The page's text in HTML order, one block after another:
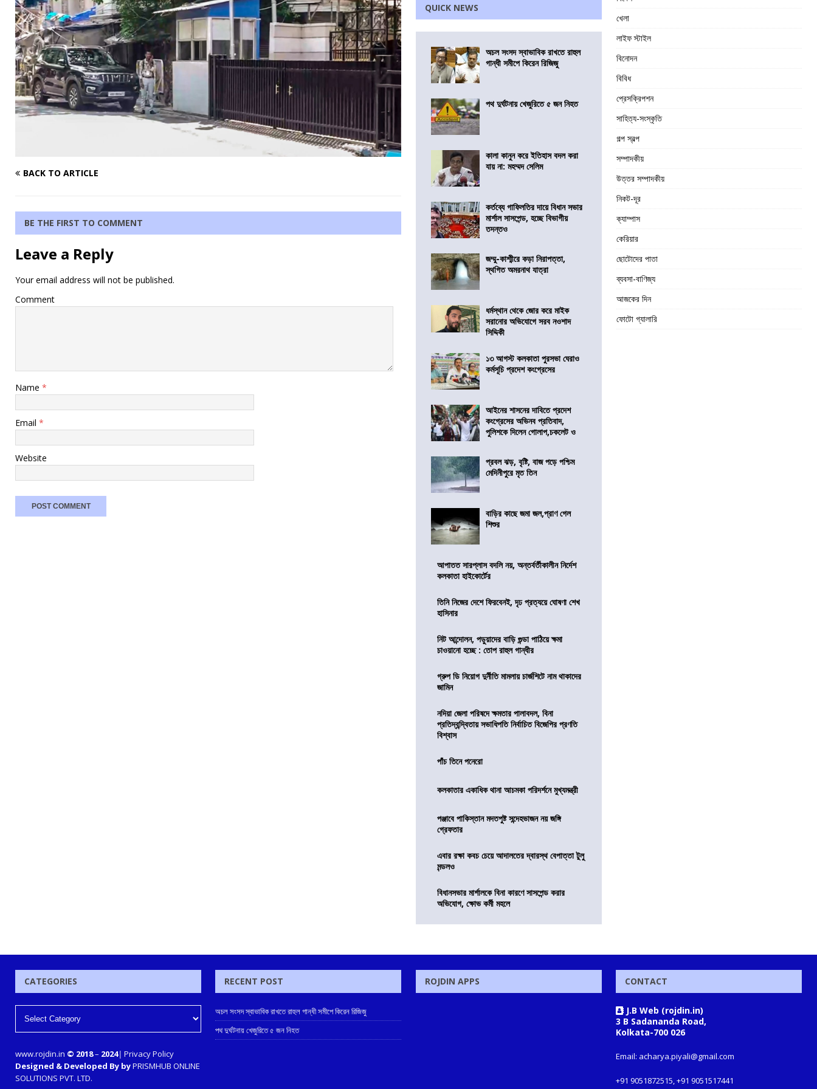
BACK TO ARTICLE
BE THE FIRST TO COMMENT
Leave a Reply
Your email address will not be published.
Comment
Name *
Email *
Website
QUICK NEWS
অচল সংসদ স্বাভাবিক রাখতে রাহুল
গান্ধী সমীপে কিরেন রিজিজু
পথ দুর্ঘটনায় খেজুরিতে ৫ জন নিহত
কালা কানুন করে ইতিহাস বদল করা
যায় না: মহম্মদ সেলিম
কর্তব্যে গাফিলতির দায়ে বিধান সভার
মার্শাল সাসপেন্ড, হচ্ছে বিভাগীয়
তদন্তও
জম্মু-কাশ্মীরে কড়া নিরাপত্তা,
স্থগিত অমরনাথ যাত্রা
ধর্মস্থান থেকে জোর করে মাইক
সরানোর অভিযোগে সরব নওশাদ
সিদ্দিকী
১৩ আগস্ট কলকাতা পুরসভা ঘেরাও
কর্মসূচি প্রদেশ কংগ্রেসের
আইনের শাসনের দাবিতে প্রদেশ
কংগ্রেসের অভিনব প্রতিবাদ,
পুলিশকে দিলেন গোলাপ,চকলেট ও
প্রবল ঝড়, বৃষ্টি, বাজ পড়ে পশ্চিম
মেদিনীপুরে মৃত তিন
বাড়ির কাছে জমা জল,প্রাণ গেল
শিশুর
আপাতত সারপ্লাস বদলি নয়, অন্তর্বর্তীকালীন নির্দেশ
কলকাতা হাইকোর্টের
তিনি নিজের দেশে ফিরবেনই, দৃঢ প্রত্যয়ে ঘোষণা শেখ
হাসিনার
নিট আন্দোলন, পড়ুয়াদের বাড়ি গুন্ডা পাঠিয়ে ক্ষমা
চাওয়ানো হচ্ছে : তোপ রাহুল গান্ধীর
গ্রুপ ডি নিয়োগ দুর্নীতি মামলায় চার্জশিটে নাম থাকাদের
জামিন
নদিয়া জেলা পরিষদে ক্ষমতার পালাবদল, বিনা
প্রতিদ্বন্দ্বিতায় সভাধিপতি নির্বাচিত বিজেপির প্রণতি
বিশ্বাস
পাঁচ তিনে পনেরো
কলকাতার একাধিক থানা আচমকা পরিদর্শনে মুখ্যমন্ত্রী
পঞ্জাবে পাকিস্তান মদতপুষ্ট সন্দেহভাজন নয় জঙ্গি
গ্রেফতার
এবার রক্ষা কবচ চেয়ে আদালতের দ্বারস্থ বেপাত্তা টুলু
মন্ডলও
বিধানসভার মার্শালকে বিনা কারণে সাসপেন্ড করার
অভিযোগ, ক্ষোভ কর্মী মহলে
খেলা
লাইফ স্টাইল
বিনোদন
বিবিধ
প্রেসক্রিপশন
সাহিত্য-সংস্কৃতি
গল্প স্বল্প
সম্পাদকীয়
উত্তর সম্পাদকীয়
নিকট-দূর
ক্যাম্পাস
কেরিয়ার
ছোটোদের পাতা
ব্যবসা-বাণিজ্য
আজকের দিন
ফোটো গ্যালারি
CATEGORIES
www.rojdin.in © 2018– 2024| Privacy Policy
Designed & Developed By byPRISMHUB ONLINE
SOLUTIONS PVT. LTD.
RECENT POST
অচল সংসদ স্বাভাবিক রাখতে রাহুল গান্ধী সমীপে কিরেন রিজিজু
পথ দুর্ঘটনায় খেজুরিতে ৫ জন নিহত
ROJDIN APPS CONTACT
J.B Web (rojdin.in)
3 B Sadananda Road,
Kolkata-700 026
Email: acharya.piyali@gmail.com
+91 9051872515, +91 9051517441